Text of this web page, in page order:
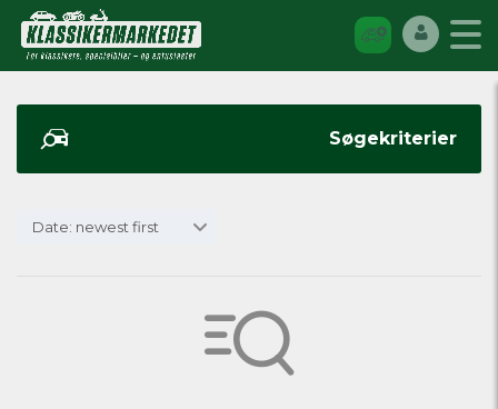
Søgekriterier
Date: newest first